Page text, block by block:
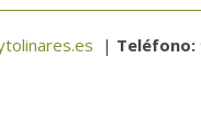
| Teléfono: